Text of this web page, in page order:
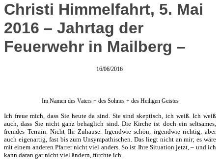
Christi Himmelfahrt, 5. Mai
2016 – Jahrtag der
Feuerwehr in Mailberg –
16/06/2016
Im Namen des Vaters + des Sohnes + des Heiligen Geistes
Ich freue mich, dass Sie heute da sind. Sie sind skeptisch, ich weiß. Ich weiß
auch, dass Sie nicht ganz behaglich sind. Die Kirche ist doch ein seltsames,
fremdes Terrain. Nicht Ihr Zuhause. Irgendwie schön, irgendwie richtig, aber
auch eigenartig, fast bis zum Unsympathischen. Das liegt nicht an mir; es wäre
mit einem anderen Pfarrer nicht viel anders. So ist Ihre Situation jetzt, – und ich
kann daran gar nicht viel ändern, fürchte ich.